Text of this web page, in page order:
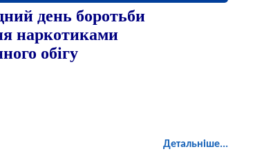
день боротьби
наркотиками
обігу
Детальніше...